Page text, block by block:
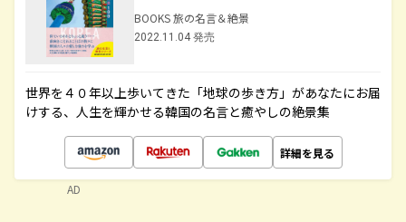
BOOKS 旅の名言＆絶景
2022.11.04 発売
世界を４０年以上歩いてきた「地球の歩き方」があなたにお届
けする、人生を輝かせる韓国の名言と癒やしの絶景集
詳細を見る
AD